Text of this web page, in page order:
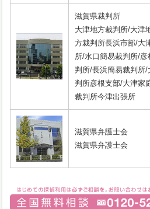
滋賀県裁判所
大津地方裁判所/大津
方裁判所長浜市部/大
所/水口簡易裁判所/
判所/長浜簡易裁判所
判所彦根支部/大津家
裁判所今津出張所
滋賀県弁護士会
滋賀県弁護士会